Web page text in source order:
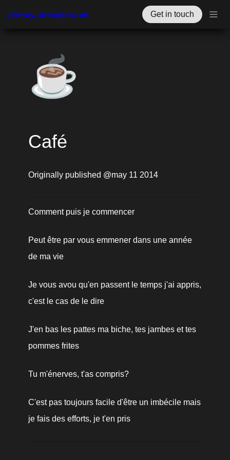
jérémy.chevallier.net Get in touch
☕
Café
Originally published @may 11 2014
Comment puis je commencer
Peut être par vous emmener dans une année
de ma vie
Je vous avou qu'en passent le temps j'ai appris,
c'est le cas de le dire
J'en bas les pattes ma biche, tes jambes et tes
pommes frites
Tu m'énerves, t'as compris?
C'est pas toujours facile d'être un imbécile mais
je fais des efforts, je t'en pris